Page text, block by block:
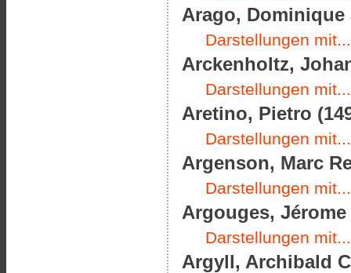
Arago, Dominique
Darstellungen mit...
Arckenholtz,
Darstellungen mit...
Aretino, Pietro
Darstellungen mit...
Argenson, Marc
Darstellungen mit...
Argouges, Jérome
Darstellungen mit...
Argyll, Archibald